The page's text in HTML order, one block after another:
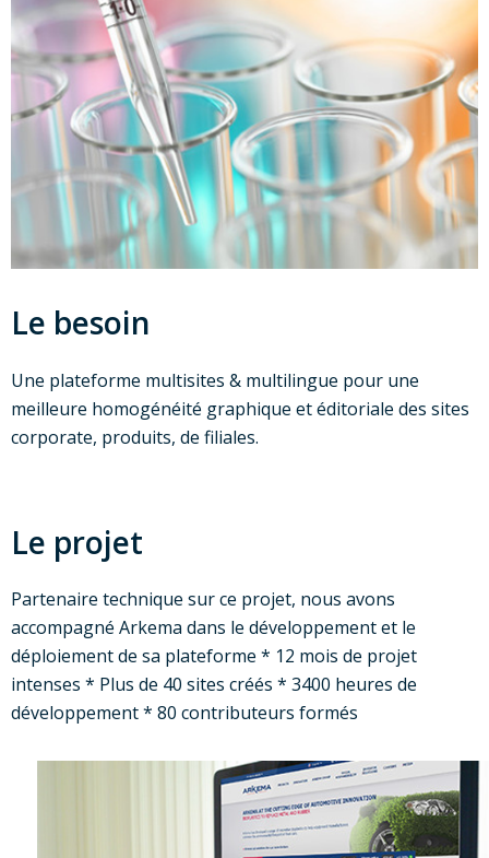
Le besoin
Une plateforme multisites & multilingue pour une
meilleure homogénéité graphique et éditoriale des sites
corporate, produits, de filiales.
Le projet
Partenaire technique sur ce projet, nous avons
accompagné Arkema dans le développement et le
déploiement de sa plateforme * 12 mois de projet
intenses * Plus de 40 sites créés * 3400 heures de
développement * 80 contributeurs formés